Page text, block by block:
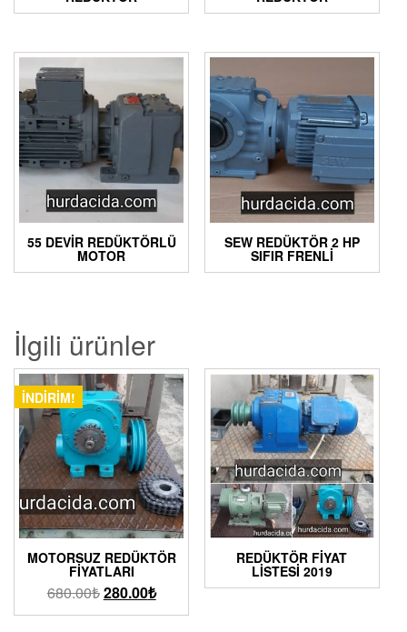
55 DEVIR REDÜKTÖRLÜ
MOTOR
SEW REDÜKTÖR 2 HP
SIFIR FRENLI
İlgili ürünler
İNDIRIM!
MOTORSUZ REDÜKTÖR
FIYATLARI
680.00₺280.00₺
REDÜKTÖR FIYAT
LISTESI 2019